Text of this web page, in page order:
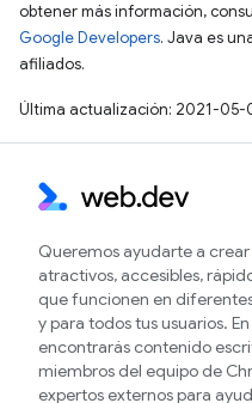
obtener más información,
Google Developers. Java es
afiliados.
Última actualización: 2021-05-
Queremos ayudarte a crear
atractivos, accesibles,
que funcionen en
y para todos tus usuarios.
encontrarás contenido
miembros del equipo de
expertos externos para